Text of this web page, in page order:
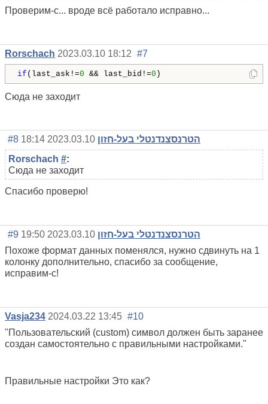
Проверим-с... вроде всё работало исправно...
Rorschach 2023.03.10 18:12 #7
if (last_ask!=0 && last_bid!=0 )
Сюда не заходит
הטרנסצנדנטלי בעל-חזון 2023.03.10 18:14
#8
Rorschach #:
Сюда не заходит
Спасибо проверю!
הטרנסצנדנטלי בעל-חזון 2023.03.10 19:50
#9
Похоже формат данных поменялся, нужно сдвинуть на 1
колонку дополнительно, спасибо за сообщение,
исправим-с!
Vasja234 2024.03.22 13:45 #10
"Пользовательский (custom) символ должен быть заранее
создан самостоятельно с правильными настройками."
Правильные настройки Это как?